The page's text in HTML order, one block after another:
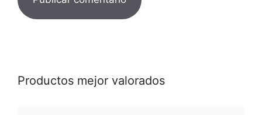
Productos mejor valorados